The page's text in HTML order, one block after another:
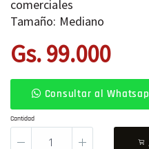
comerciales
Tamaño: Mediano
Gs. 99.000
Consultar al
Cantidad